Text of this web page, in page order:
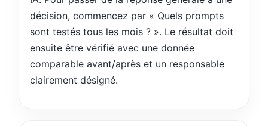
décision, commencez par « Quels prompts
sont testés tous les mois ? ». Le résultat doit
ensuite être vérifié avec une donnée
comparable avant/après et un responsable
clairement désigné.